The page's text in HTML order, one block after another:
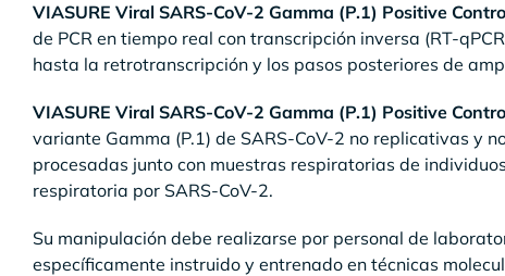
VIASURE Viral SARS-CoV-2 Gamma (P.1) Positive
de PCR en tiempo real con transcripción inversa (RT-
hasta la retrotranscripción y los pasos posteriores de
VIASURE Viral SARS-CoV-2 Gamma (P.1) Positive
variante Gamma (P.1) de SARS-CoV-2 no replicativas y
procesadas junto con muestras respiratorias de
respiratoria por SARS-CoV-2.
Su manipulación debe realizarse por personal de
específicamente instruido y entrenado en técnicas